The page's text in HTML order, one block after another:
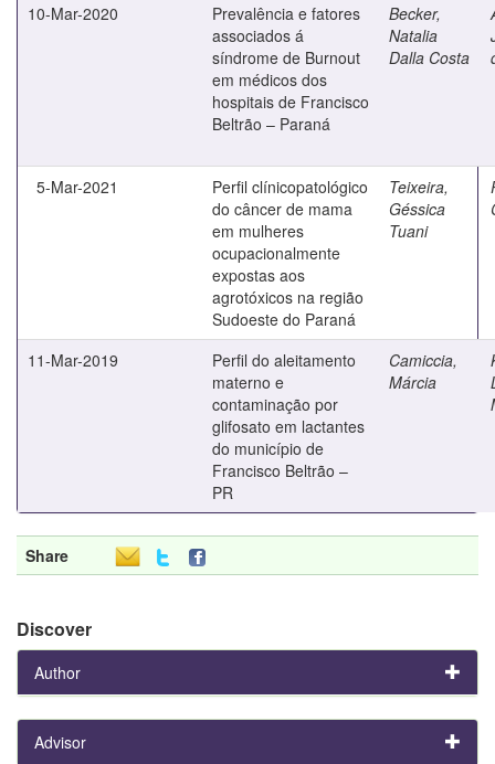
10-Mar-2020
Prevalência e fatores
associados á
síndrome de Burnout
em médicos dos
hospitais de Francisco
Beltrão – Paraná
Becker,
Natalia
Dalla Costa
5-Mar-2021
Perfil clínicopatológico
do câncer de mama
em mulheres
ocupacionalmente
expostas aos
agrotóxicos na região
Sudoeste do Paraná
Teixeira,
Géssica
Tuani
11-Mar-2019
Perfil do aleitamento
materno e
contaminação por
glifosato em lactantes
do município de
Francisco Beltrão –
PR
Camiccia,
Márcia
Share
Discover
Author
Advisor